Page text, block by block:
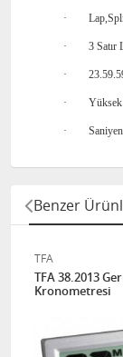
·
· 3 Satır
·
·
·
Benzer
TFA
TFA 38.2013
Kronometresi